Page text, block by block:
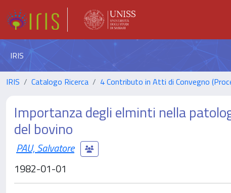
IRIS
IRIS Catalogo Ricerca 4 Contributo in Atti di Convegno
Importanza degli elminti nella
del bovino
PAU, Salvatore
1982-01-01